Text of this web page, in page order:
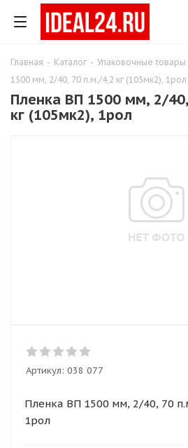
Главная - Каталог - Упаковочные товары
1500 мм, 2/40, 70 п.м./4,2 кг (105мк2), 1рол
Пленка ВП 1500 мм, 2/
кг (105мк2), 1рол
Артикул: 038 077
Пленка ВП 1500 мм, 2/40, 70
1рол